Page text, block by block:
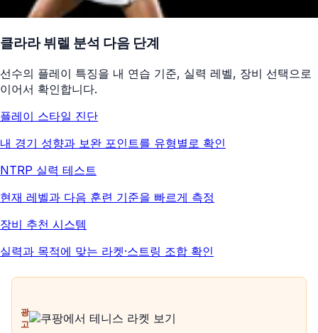
클라라 뷔렐 분석 다음 단계
선수의 플레이 특징을 내 연습 기준, 실력 레벨, 장비 선택으로
이어서 확인합니다.
플레이 스타일 진단
내 경기 성향과 보완 포인트를 유형별로 확인
NTRP 실력 테스트
현재 레벨과 다음 훈련 기준을 빠르게 측정
장비 추천 시스템
실력과 목적에 맞는 라켓·스트링 조합 확인
광
고